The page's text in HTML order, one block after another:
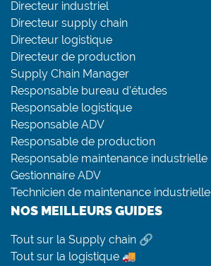
Directeur industriel
Directeur supply chain
Directeur logistique
Directeur de production
Supply Chain Manager
Responsable bureau d’études
Responsable logistique
Responsable ADV
Responsable de production
Responsable maintenance industrielle
Gestionnaire ADV
Technicien de maintenance industrielle
NOS MEILLEURS GUIDES
Tout sur la Supply chain 🔗
Tout sur la logistique 🚚